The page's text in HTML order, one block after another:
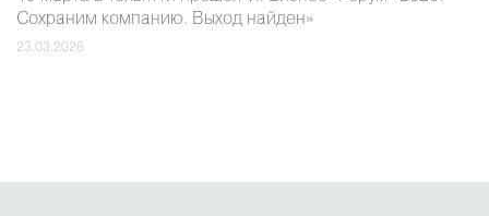
Сохраним компанию. Выход найден»
23.03.2026